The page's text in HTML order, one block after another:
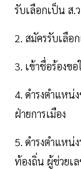
รับเลือกเป็น ส.
2. สมัครรับเลื
3. เข้าชื่อร้องข
4. ดำรงตำแหน่
ฝ่ายการเมือง
5. ดำรงตำแหน่
ท้องถิ่น ผู้ช่วยเ